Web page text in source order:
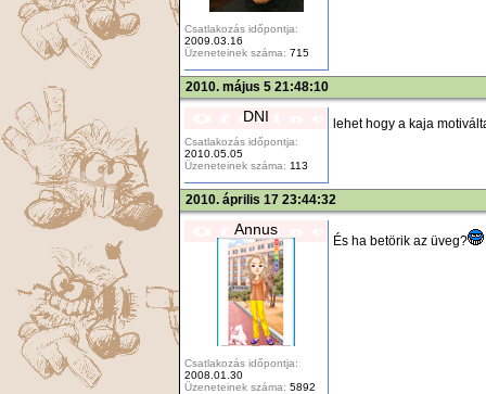
Csatlakozás időpontja:
2009.03.16
Üzeneteinek száma: 715
2010. május 5 21:48:10
DNI
Csatlakozás időpontja:
2010.05.05
Üzeneteinek száma: 113
lehet hogy a kaja
2010. április 17 23:44:32
Annus
Csatlakozás időpontja:
2008.01.30
Üzeneteinek száma: 5892
És ha betörik az üveg?